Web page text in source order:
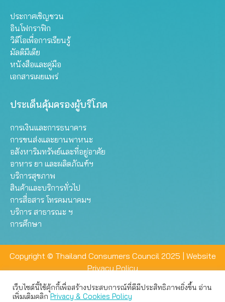
ประกาศเชิญชวน
อินโฟกราฟิก
วิดีโอเพื่อการเรียนรู้
มัลติมีเดีย
หนังสือและคู่มือ
เอกสารเผยแพร่
ประเด็นคุ้มครองผู้บริโภค
การเงินและการธนาคาร
การขนส่งและยานพาหนะ
อสังหาริมทรัพย์และที่อยู่อาศัย
อาหาร ยา และผลิตภัณฑ์ฯ
บริการสุขภาพ
สินค้าและบริการทั่วไป
การสื่อสาร โทรคมนาคมฯ
บริการ สาธารณะ ฯ
การศึกษา
Copyright © Thailand Consumers Council 2025 | Website
Privacy Policy
เว็บไซต์นี้ใช้คุ้กกี้เพื่อสร้างประสบการณ์ที่ดีมีประสิทธิภาพยิ่งขึ้น อ่าน
เพิ่มเติมคลิกPrivacy & Cookies Policy
เว็บไซต์นี้ใช้คุกกี้เพื่อมอบประสบการณ์การใช้งานที่ดีให้แก่ท่าน คุณ